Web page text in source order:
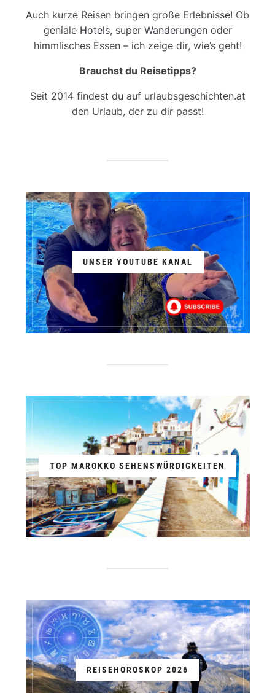
Auch kurze Reisen bringen große Erlebnisse! Ob
geniale Hotels, super Wanderungenoder
himmlisches Essen – ich zeige dir, wie’s geht!
Brauchst du Reisetipps?
Seit 2014 findest du auf urlaubsgeschichten.at
den Urlaub, der zu dir passt!
UNSER YOUTUBE KANAL
TOP MAROKKO SEHENSWÜRDIGKEITEN
REISEHOROSKOP 2026